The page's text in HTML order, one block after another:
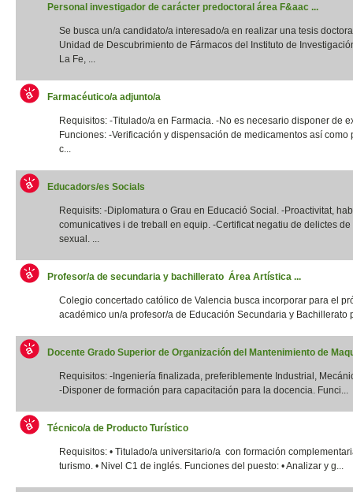
Personal investigador de carácter predoctoral área F&aac ...
Se busca un/a candidato/a interesado/a en realizar una tesis
Unidad de Descubrimiento de Fármacos del Instituto de
La Fe, ...
Farmacéutico/a adjunto/a
Requisitos: -Titulado/a en Farmacia. -No es necesario disponer de
Funciones: -Verificación y dispensación de medicamentos así como
c...
Educadors/es Socials
Requisits: -Diplomatura o Grau en Educació Social. -Proactivitat,
comunicatives i de treball en equip. -Certificat negatiu de delictes
sexual. ...
Profesor/a de secundaria y bachillerato Área Artística ...
Colegio concertado católico de Valencia busca incorporar para el
académico un/a profesor/a de Educación Secundaria y Bachillerato
Docente Grado Superior de Organización del Mantenimiento de
Requisitos: -Ingeniería finalizada, preferiblemente Industrial,
-Disponer de formación para capacitación para la docencia. Funci...
Técnico/a de Producto Turístico
Requisitos: • Titulado/a universitario/a con formación
turismo. • Nivel C1 de inglés. Funciones del puesto: • Analizar y g...